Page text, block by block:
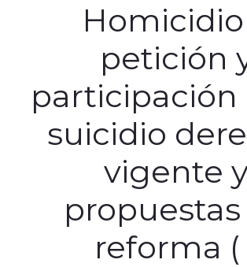
Homicidio
petición
participación
suicidio
vigente
reforma (